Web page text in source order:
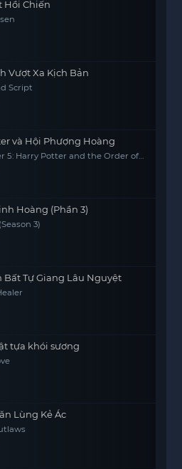
sức mạnh là điều kiện
chân lý không bao giờ thay
Hồi Chiến
Vượt Xa Kịch Bản
Script
và Hội Phượng Hoàng
5: Harry Potter and the Order of
Hoàng (Phần 3)
3)
Bất Tự Giang Lâu Nguyệt
tựa khói sương
Lùng Kẻ Ác